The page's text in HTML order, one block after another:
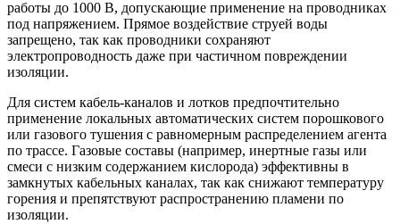
работы до 1000 В, допускающие применение на проводниках
под напряжением. Прямое воздействие струей воды
запрещено, так как проводники сохраняют
электропроводность даже при частичном повреждении
изоляции.
Для систем кабель-каналов и лотков предпочтительно
применение локальных автоматических систем порошкового
или газового тушения с равномерным распределением агента
по трассе. Газовые составы (например, инертные газы или
смеси с низким содержанием кислорода) эффективны в
замкнутых кабельных каналах, так как снижают температуру
горения и препятствуют распространению пламени по
изоляции.